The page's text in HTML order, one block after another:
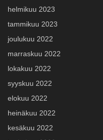
helmikuu 2023
tammikuu 2023
joulukuu 2022
marraskuu 2022
lokakuu 2022
syyskuu 2022
elokuu 2022
heinäkuu 2022
kesäkuu 2022